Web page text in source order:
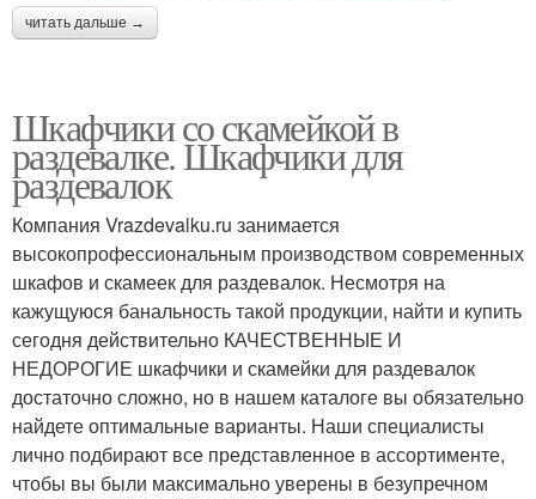
читать дальше →
Шкафчики со скамейкой в
раздевалке. Шкафчики для
раздевалок
Компания Vrazdevalku.ru занимается
высокопрофессиональным производством современных
шкафов и скамеек для раздевалок. Несмотря на
кажущуюся банальность такой продукции, найти и купить
сегодня действительно КАЧЕСТВЕННЫЕ И
НЕДОРОГИЕ шкафчики и скамейки для раздевалок
достаточно сложно, но в нашем каталоге вы обязательно
найдете оптимальные варианты. Наши специалисты
лично подбирают все представленное в ассортименте,
чтобы вы были максимально уверены в безупречном